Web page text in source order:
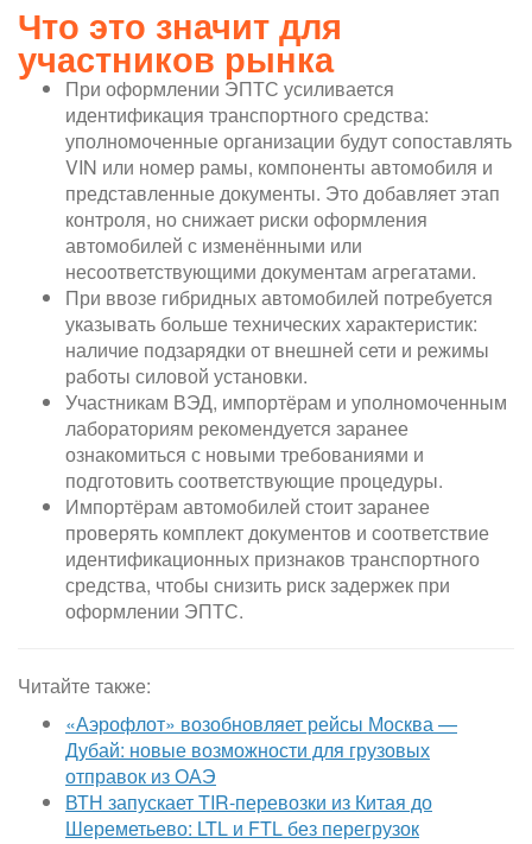
Что это значит для
участников рынка
При оформлении ЭПТС усиливается
идентификация транспортного средства:
уполномоченные организации будут сопоставлять
VIN или номер рамы, компоненты автомобиля и
представленные документы. Это добавляет этап
контроля, но снижает риски оформления
автомобилей с изменёнными или
несоответствующими документам агрегатами.
При ввозе гибридных автомобилей потребуется
указывать больше технических характеристик:
наличие подзарядки от внешней сети и режимы
работы силовой установки.
Участникам ВЭД, импортёрам и уполномоченным
лабораториям рекомендуется заранее
ознакомиться с новыми требованиями и
подготовить соответствующие процедуры.
Импортёрам автомобилей стоит заранее
проверять комплект документов и соответствие
идентификационных признаков транспортного
средства, чтобы снизить риск задержек при
оформлении ЭПТС.
Читайте также:
«Аэрофлот» возобновляет рейсы Москва —
Дубай: новые возможности для грузовых
отправок из ОАЭ
ВТН запускает TIR-перевозки из Китая до
Шереметьево: LTL и FTL без перегрузок